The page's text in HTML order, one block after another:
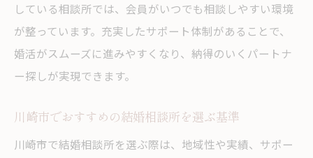
している相談所では、会員がいつでも相談しやすい環境
が整っています。充実したサポート体制があることで、
婚活がスムーズに進みやすくなり、納得のいくパートナ
ー探しが実現できます。
川崎市でおすすめの結婚相談所を選ぶ基準
川崎市で結婚相談所を選ぶ際は、地域性や実績、サポー